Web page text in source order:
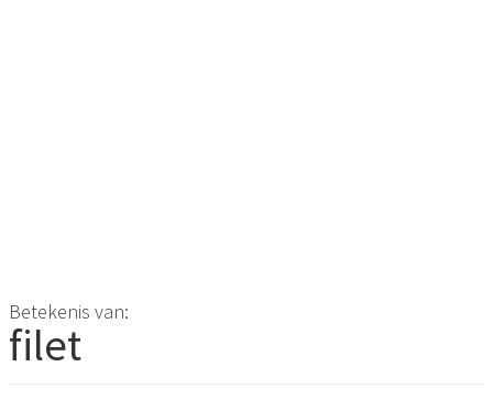
Betekenis van:
filet